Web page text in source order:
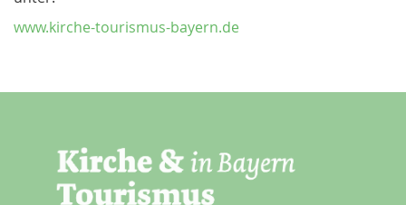
www.kirche-tourismus-bayern.de